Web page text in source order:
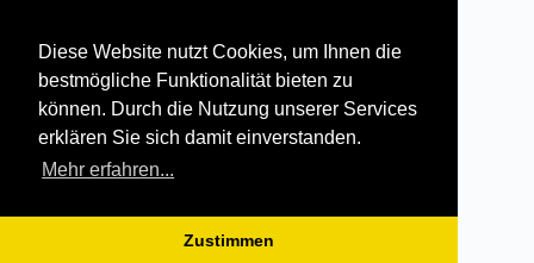
Diese Website nutzt Cookies, um Ihnen die
bestmögliche Funktionalität bieten zu
können. Durch die Nutzung unserer Services
erklären Sie sich damit einverstanden.
Mehr erfahren...
Zustimmen